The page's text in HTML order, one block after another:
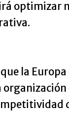
optimizar
la